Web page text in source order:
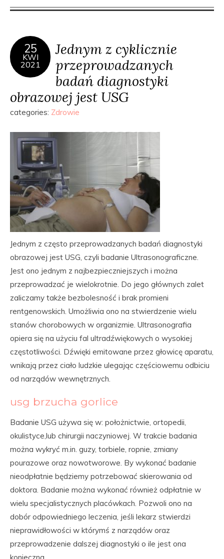
25
KWI
2021
Jednym z cyklicznie
przeprowadzanych
badań diagnostyki
obrazowej jest USG
categories: Zdrowie
Jednym z często przeprowadzanych badań diagnostyki
obrazowej jest USG, czyli badanie Ultrasonograficzne.
Jest ono jednym z najbezpieczniejszych i można
przeprowadzać je wielokrotnie. Do jego głównych zalet
zaliczamy także bezbolesność i brak promieni
rentgenowskich. Umożliwia ono na stwierdzenie wielu
stanów chorobowych w organizmie. Ultrasonografia
opiera się na użyciu fal ultradźwiękowych o wysokiej
częstotliwości. Dźwięki emitowane przez głowicę aparatu,
wnikają przez ciało ludzkie ulegając częściowemu odbiciu
od narządów wewnętrznych.
usg brzucha gorlice
Badanie USG używa się w: położnictwie, ortopedii,
okulistyce,lub chirurgii naczyniowej. W trakcie badania
można wykryć m.in. guzy, torbiele, ropnie, zmiany
pourazowe oraz nowotworowe. By wykonać badanie
nieodpłatnie będziemy potrzebować skierowania od
doktora. Badanie można wykonać również odpłatnie w
wielu specjalistycznych placówkach. Pozwoli ono na
dobór odpowiedniego leczenia, jeśli lekarz stwierdzi
nieprawidłowości w którymś z narządów oraz
przeprowadzenie dalszej diagnostyki o ile jest ona